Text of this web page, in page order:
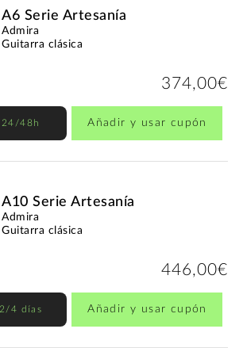
A6 Serie Artesanía
Admira
Guitarra clásica
374,00€
24/48h Añadir y usar cupón
A10 Serie Artesanía
Admira
Guitarra clásica
446,00€
4 días Añadir y usar cupón